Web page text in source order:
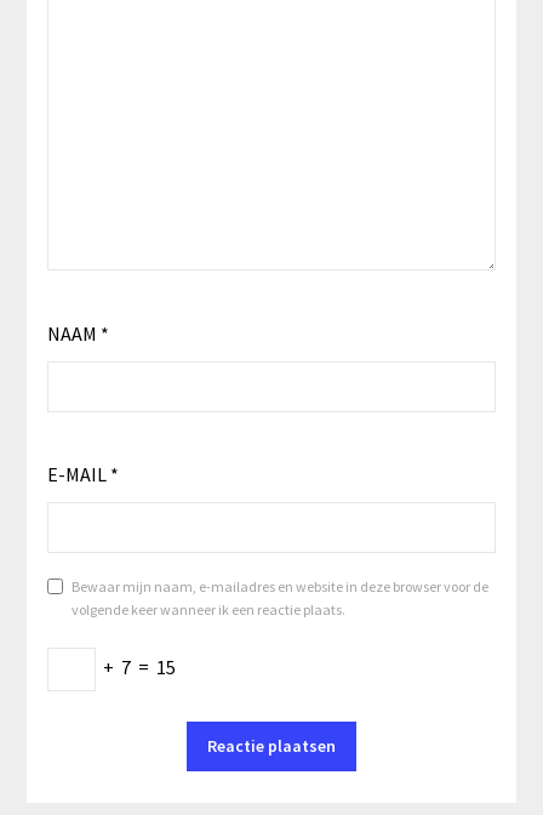
NAAM *
E-MAIL *
Bewaar mijn naam, e-mailadres en website in deze browser voor de
volgende keer wanneer ik een reactie plaats.
+ 7 = 15